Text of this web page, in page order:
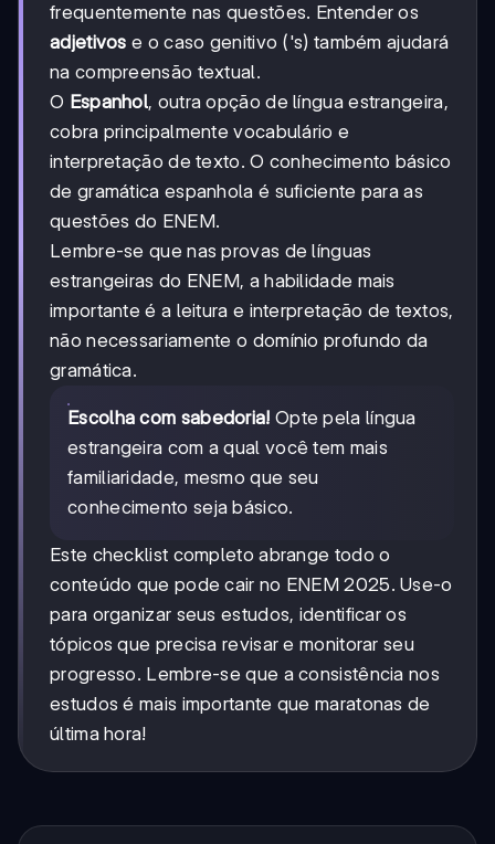
frequentemente nas questões. Entender os
adjetivos e o caso genitivo ('s) também ajudará
na compreensão textual.
O Espanhol, outra opção de língua estrangeira,
cobra principalmente vocabulário e
interpretação de texto. O conhecimento básico
de gramática espanhola é suficiente para as
questões do ENEM.
Lembre-se que nas provas de línguas
estrangeiras do ENEM, a habilidade mais
importante é a leitura e interpretação de textos,
não necessariamente o domínio profundo da
gramática.
Escolha com sabedoria! Opte pela língua
estrangeira com a qual você tem mais
familiaridade, mesmo que seu
conhecimento seja básico.
Este checklist completo abrange todo o
conteúdo que pode cair no ENEM 2025. Use-o
para organizar seus estudos, identificar os
tópicos que precisa revisar e monitorar seu
progresso. Lembre-se que a consistência nos
estudos é mais importante que maratonas de
última hora!